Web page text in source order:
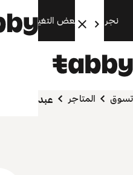
نجري الآن بعض التغييرات.
تسوق المتاجر عبدالوهاب